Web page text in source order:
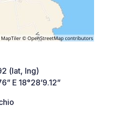
(lat, lng)
E 18°28’9.12”